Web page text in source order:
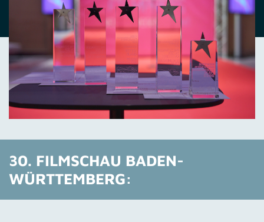
30. FILMSCHAU BADEN-
WÜRTTEMBERG: